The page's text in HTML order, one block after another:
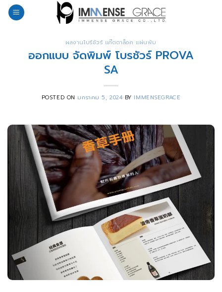
Skip
ผลงานโบร์ชัวร์ แค๊ตตาล็อค แผ่นพับ
ออกแบบ จัดพิมพ์ โบรชัวร์ PROVA
SA
POSTED ON มกราคม 5, 2024 BY IMMENSEGRACE